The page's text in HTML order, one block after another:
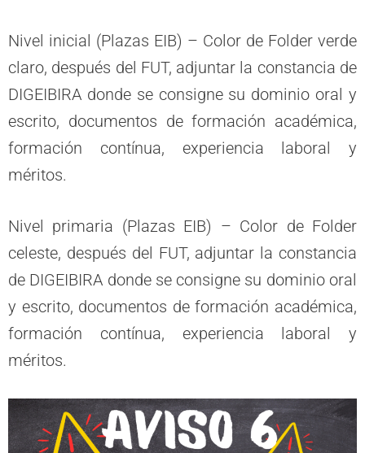
Nivel inicial (Plazas EIB) – Color de Folder verde
claro, después del FUT, adjuntar la constancia de
DIGEIBIRA donde se consigne su dominio oral y
escrito, documentos de formación académica,
formación contínua, experiencia laboral y
méritos.
Nivel primaria (Plazas EIB) – Color de Folder
celeste, después del FUT, adjuntar la constancia
de DIGEIBIRA donde se consigne su dominio oral
y escrito, documentos de formación académica,
formación contínua, experiencia laboral y
méritos.